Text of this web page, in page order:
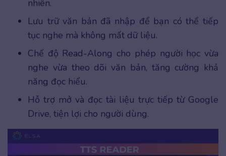
nhiên.
Lưu trữ văn bản đã nhập để bạn có thể tiếp
tục nghe mà không mất dữ liệu.
Chế độ Read-Along cho phép người học vừa
nghe vừa theo dõi văn bản, tăng cường khả
năng đọc hiểu.
Hỗ trợ mở và đọc tài liệu trực tiếp từ Google
Drive, tiện lợi cho người dùng.